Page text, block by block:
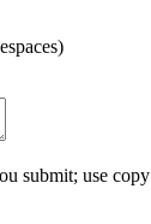
submit; use